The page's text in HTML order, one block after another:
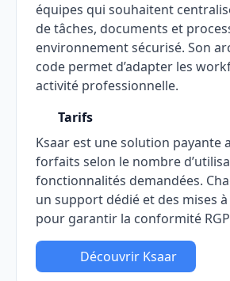
équipes qui souhaitent
de tâches, documents et
environnement sécurisé. Son
code permet d’adapter les
activité professionnelle.
Tarifs
Ksaar est une solution payante
forfaits selon le nombre
fonctionnalités demandées.
un support dédié et des mises
pour garantir la conformité
Découvrir Ksaar